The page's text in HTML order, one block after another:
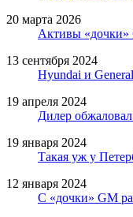
20 марта 2026
Активы «дочки»
13 сентября 2024
Hyundai и
19 апреля 2024
Дилер
19 января 2024
Такая уж у
12 января 2024
С «дочки» GM